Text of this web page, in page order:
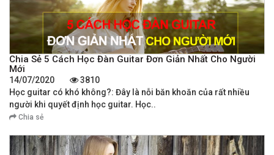
Chia Sẻ 5 Cách Học Đàn Guitar Đơn Giản Nhất Cho Người
Mới
14/07/2020
3810
Học guitar có khó không?: Đây là nỗi băn khoăn của rất nhiều
người khi quyết định học guitar. Học..
Chia sẻ